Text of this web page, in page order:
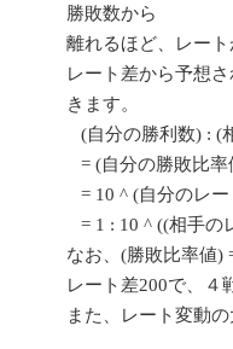
勝敗数から
離れるほど、レー
レート差から予想
きます。
(自分の勝利数) : (
= (自分の勝敗比率
= 10 ^ (自分のレー
= 1 : 10 ^ ((相手の
なお、(勝敗比率値)
レート差200で、４
また、レート変動